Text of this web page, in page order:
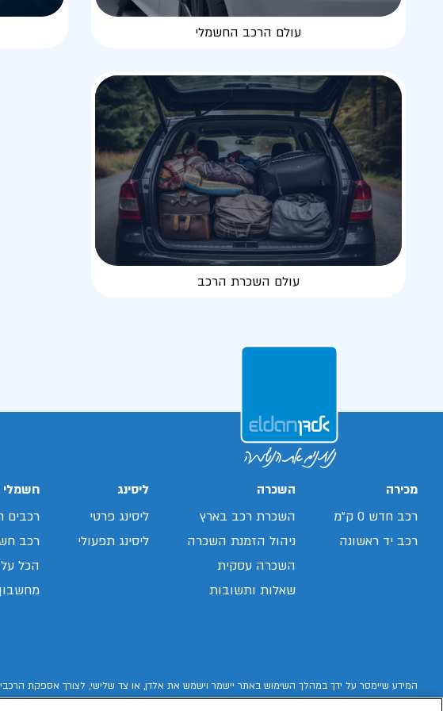
עולם הרכב החשמלי
עולם השכרת הרכב
מכירה
רכב חדש 0 ק"מ
רכב יד ראשונה
השכרה
השכרת רכב בארץ
ניהול הזמנת השכרה
השכרה עסקית
שאלות ותשובות
ליסינג
ליסינג פרטי
ליסינג תפעולי
חשמלי
רכבים
רכב
הכל
המידע שיימסר על ידך במהלך השימוש באתר יישמר וישמש את אלדן, או צד שלישי, לצורך אספקת